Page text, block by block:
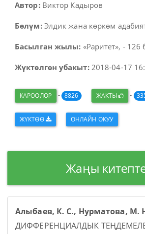
Автор:Виктор Кадыров
Бөлүм:Элдик жана көркөм
Басылган жылы: «Раритет», - 126
Жүктөлгөн убакыт:2018-04-17
КАРООЛОР - 8826 ЖАКТЫ -
ЖҮКТӨӨ ОНЛАЙН ОКУУ
Жаңы
Алыбаев, К. С., Нурматова, М.
ДИФФЕРЕНЦИАЛДЫК